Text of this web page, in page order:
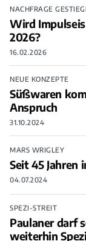
NACHFRAGE
Wird
2026?
16.02.2026
NEUE KONZEPTE
Süßwaren
Anspruch
31.10.2024
MARS WRIGLEY
Seit 45 Jahren
04.07.2024
SPEZI-STREIT
Paulaner darf
weiterhin